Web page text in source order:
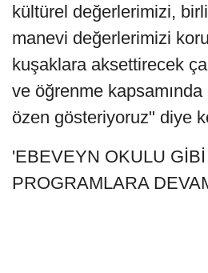
kültürel değerlerimizi,
manevi değerlerimizi
kuşaklara aksettirecek
ve öğrenme
özen gösteriyoruz" diye
'EBEVEYN OKULU GİBİ
PROGRAMLARA